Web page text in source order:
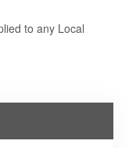
to any Local